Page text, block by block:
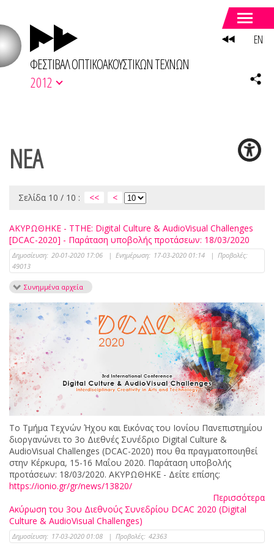
ΦΕΣΤΙΒΑΛ ΟΠΤΙΚΟΑΚΟΥΣΤΙΚΩΝ ΤΕΧΝΩΝ
2012
ΝΕΑ
Σελίδα 10 / 10 : << <
ΑΚΥΡΩΘΗΚΕ - ΤΤΗΕ: Digital Culture & AudioVisual Challenges
[DCAC-2020] - Παράταση υποβολής προτάσεων: 18/03/2020
Δημοσίευση: 20-01-2020 17:06 | Ενημέρωση: 17-03-2020 01:14 | Προβολές:
49013
Συνημμένα αρχεία
Το Τμήμα Τεχνών Ήχου και Εικόνας του Ιονίου Πανεπιστημίου
διοργανώνει το 3ο Διεθνές Συνέδριο Digital Culture &
AudioVisual Challenges (DCAC-2020) που θα πραγματοποιηθεί
στην Κέρκυρα, 15-16 Μαΐου 2020. Παράταση υποβολής
προτάσεων: 18/03/2020. ΑΚΥΡΩΘΗΚΕ - Δείτε επίσης:
https://ionio.gr/gr/news/13820/
Περισσότερα
Ακύρωση του 3ου Διεθνούς Συνεδρίου DCAC 2020 (Digital
Culture & AudioVisual Challenges)
Δημοσίευση: 17-03-2020 01:08 | Προβολές: 42363
EN